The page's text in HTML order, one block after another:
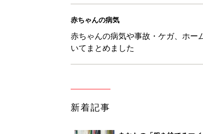
セリア「かわいくて機能
赤ちゃん・育児
生後3週目の赤ちゃんはよ